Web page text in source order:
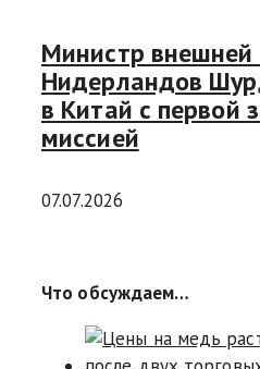
Министр внешней
Нидерландов
в Китай с первой
миссией
07.07.2026
Что обсуждаем…